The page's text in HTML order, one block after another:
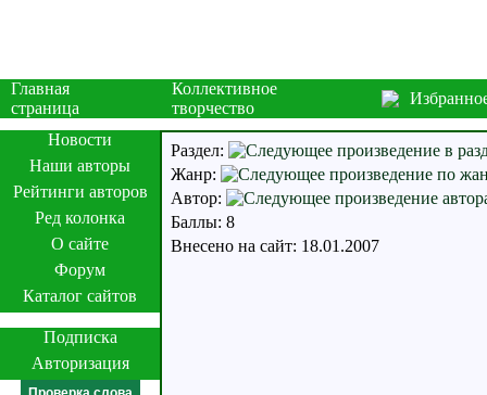
Главная
страница
Коллективное
творчество
Новости
Наши авторы
Рейтинги авторов
Ред колонка
О сайте
Форум
Каталог сайтов
Подписка
Авторизация
Раздел:
Жанр:
Автор:
Баллы: 8
Внесено на сайт: 18.01.2007